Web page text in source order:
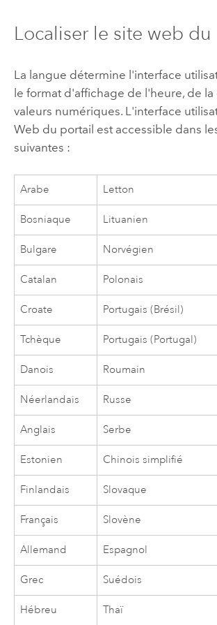
Localiser le site web
La langue détermine l'interface
le format d'affichage de l'heure, de la
valeurs numériques. L'interface
Web du portail est accessible dans
suivantes :
Arabe Letton
Bosniaque Lituanien
Bulgare Norvégien
Catalan Polonais
Croate Portugais (Brésil)
Tchèque Portugais (Portugal)
Danois Roumain
Néerlandais Russe
Anglais Serbe
Estonien Chinois simplifié
Finlandais Slovaque
Français Slovène
Allemand Espagnol
Grec Suédois
Hébreu Thaï